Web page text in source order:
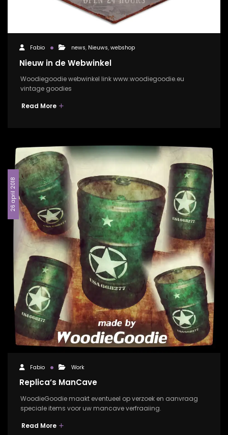
Fabio news, Nieuws, webshop
Nieuw in de Webwinkel
Woodiegoodie webwinkel link www.woodiegoodie.eu
vintage goodies
Read More
26 april 2018
Fabio Work
Replica’s ManCave
WoodieGoodie maakt eventueel op verzoek en aanvraag
speciale items voor uw mancave verfraaiing.
Read More